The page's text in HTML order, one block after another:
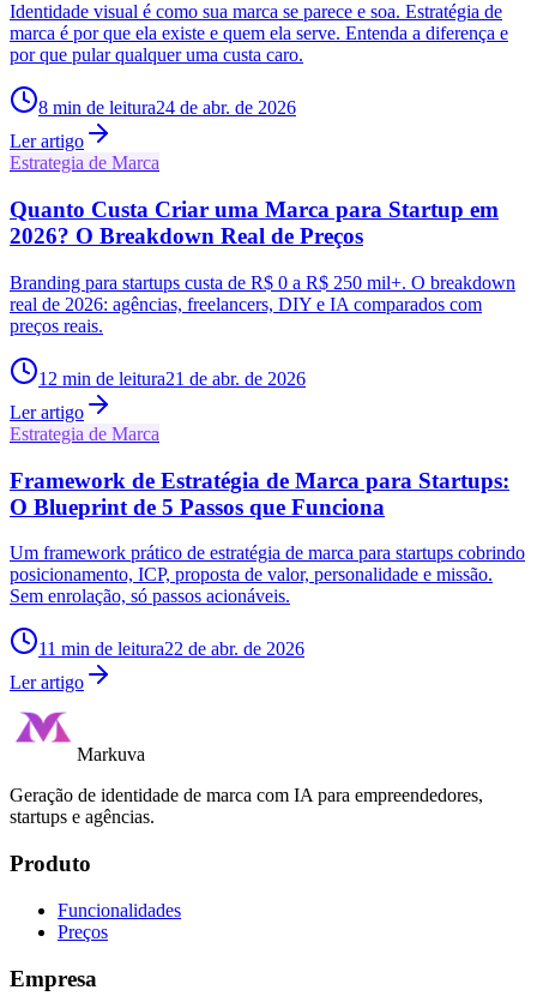
Identidade visual é como sua marca se parece e soa. Estratégia de
marca é por que ela existe e quem ela serve. Entenda a diferença e
por que pular qualquer uma custa caro.
8 min de leitura24 de abr. de 2026
Ler artigo
Estrategia de Marca
Quanto Custa Criar uma Marca para Startup em
2026? O Breakdown Real de Preços
Branding para startups custa de R$ 0 a R$ 250 mil+. O breakdown
real de 2026: agências, freelancers, DIY e IA comparados com
preços reais.
12 min de leitura21 de abr. de 2026
Ler artigo
Estrategia de Marca
Framework de Estratégia de Marca para Startups:
O Blueprint de 5 Passos que Funciona
Um framework prático de estratégia de marca para startups cobrindo
posicionamento, ICP, proposta de valor, personalidade e missão.
Sem enrolação, só passos acionáveis.
11 min de leitura22 de abr. de 2026
Ler artigo
Markuva
Geração de identidade de marca com IA para empreendedores,
startups e agências.
Produto
Funcionalidades
Preços
Empresa